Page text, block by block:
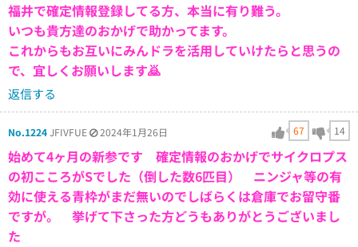
福井で確定情報登録してる方、本当に有り難う。
いつも貴方達のおかげで助かってます。
これからもお互いにみんドラを活用していけたらと思うの
で、宜しくお願いします🙇
返信する
No.1224JFIVFUE 2024年1月26日 67 14
始めて4ヶ月の新参です 確定情報のおかげでサイクロプス
の初こころがSでした（倒した数6匹目） ニンジャ等の有
効に使える青枠がまだ無いのでしばらくは倉庫でお留守番
ですが。 挙げて下さった方どうもありがとうございまし
た